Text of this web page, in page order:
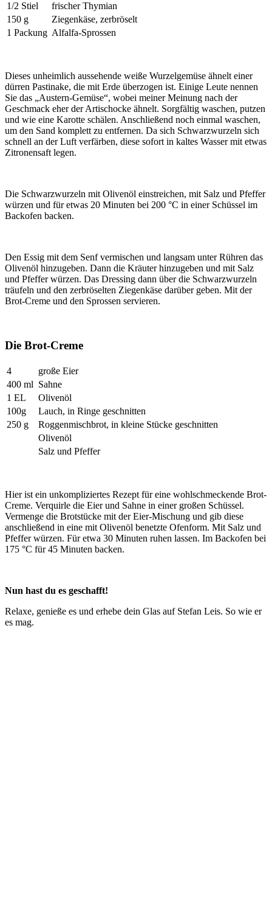
1/2 Stiel
frischer Thymian
150 g
Ziegenkäse, zerbröselt
1 Packung Alfalfa-Sprossen
Dieses unheimlich aussehende weiße Wurzelgemüse ähnelt einer
dürren Pastinake, die mit Erde überzogen ist. Einige Leute nennen
Sie das „Austern-Gemüse“, wobei meiner Meinung nach der
Geschmack eher der Artischocke ähnelt. Sorgfältig waschen, putzen
und wie eine Karotte schälen. Anschließend noch einmal waschen,
um den Sand komplett zu entfernen. Da sich Schwarzwurzeln sich
schnell an der Luft verfärben, diese sofort in kaltes Wasser mit etwas
Zitronensaft legen.
Die Schwarzwurzeln mit Olivenöl einstreichen, mit Salz und Pfeffer
würzen und für etwas 20 Minuten bei 200 °C in einer Schüssel im
Backofen backen.
Den Essig mit dem Senf vermischen und langsam unter Rühren das
Olivenöl hinzugeben. Dann die Kräuter hinzugeben und mit Salz
und Pfeffer würzen. Das Dressing dann über die Schwarzwurzeln
träufeln und den zerbröselten Ziegenkäse darüber geben. Mit der
Brot-Creme und den Sprossen servieren.
Die Brot-Creme
4
große Eier
400 ml Sahne
1 EL
Olivenöl
100g
Lauch, in Ringe geschnitten
250 g
Roggenmischbrot, in kleine Stücke geschnitten
Olivenöl
Salz und Pfeffer
Hier ist ein unkompliziertes Rezept für eine wohlschmeckende Brot-
Creme. Verquirle die Eier und Sahne in einer großen Schüssel.
Vermenge die Brotstücke mit der Eier-Mischung und gib diese
anschließend in eine mit Olivenöl benetzte Ofenform. Mit Salz und
Pfeffer würzen. Für etwa 30 Minuten ruhen lassen. Im Backofen bei
175 °C für 45 Minuten backen.
Nun hast du es geschafft!
Relaxe, genieße es und erhebe dein Glas auf Stefan Leis. So wie er
es mag.